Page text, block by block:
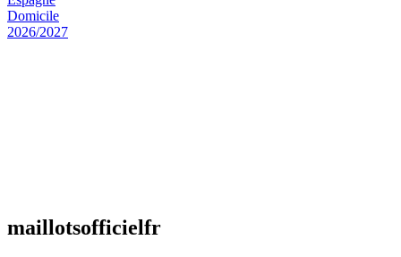
maillotsofficielfr